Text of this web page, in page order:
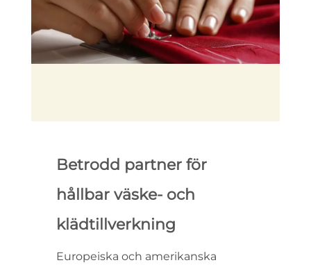
Betrodd partner för
hållbar väske- och
klädtillverkning
Europeiska och amerikanska